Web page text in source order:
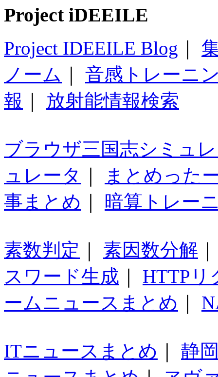
Project iDEEILE
Project IDEEILE Blog
ノーム
音感トレーニ
報
放射能情報検索
ブラウザ三国志シミュ
ュレータ
まとめった
事まとめ
暗算トレー
素数判定 素因数分解
スワード生成
HTTPリ
ームニュースまとめ
ITニュースまとめ
静